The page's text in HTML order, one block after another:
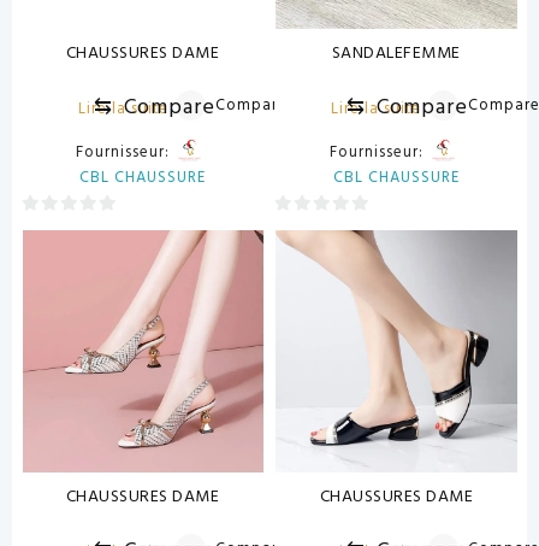
CHAUSSURES DAME
Lire la suite
⇆ CompareCompare
Fournisseur:
CBL CHAUSSURE
0
SANDALEFEMME
Lire la suite
⇆ Compare
Fournisseur:
CBL CHAUSSURE
0
sur
CHAUSSURES DAME CHAUSSURES DAME